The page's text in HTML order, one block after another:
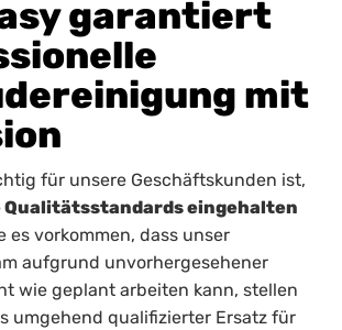
garantiert
mit
für unsere Geschäftskunden ist,
Qualitätsstandards eingehalten
es vorkommen, dass unser
aufgrund unvorhergesehener
wie geplant arbeiten kann, stellen
umgehend qualifizierter Ersatz für